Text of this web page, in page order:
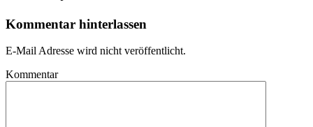
Kommentar hinterlassen
E-Mail Adresse wird nicht veröffentlicht.
Kommentar